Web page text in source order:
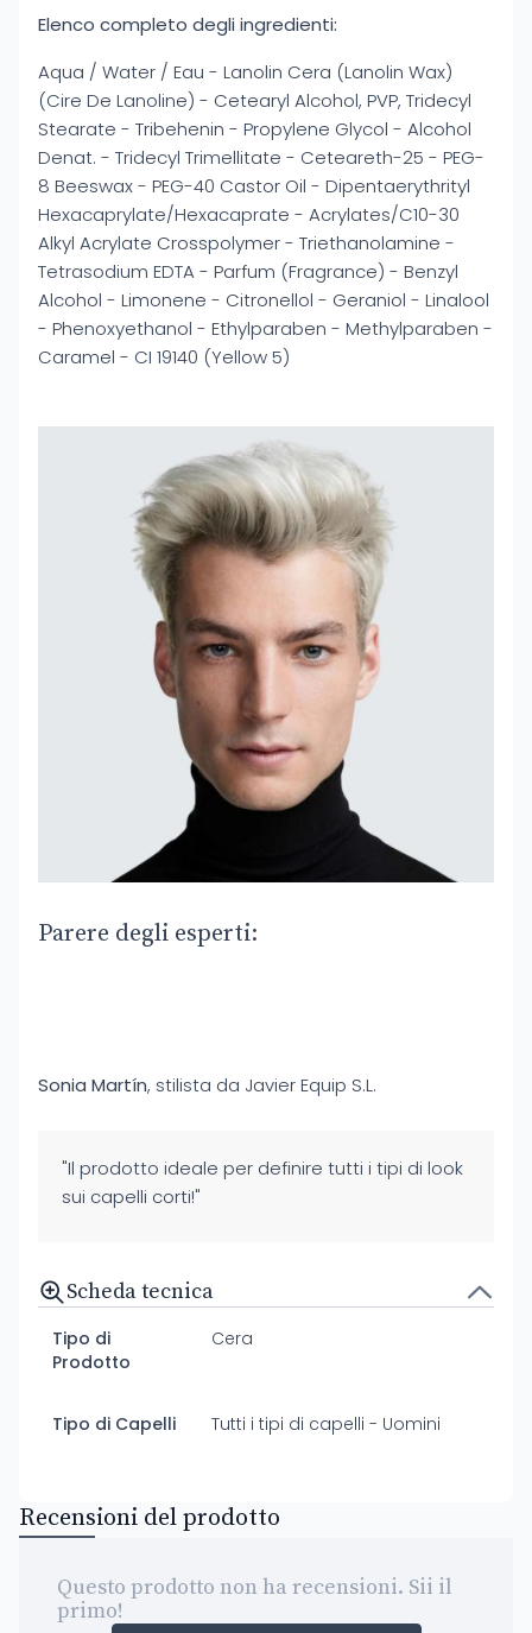
Elenco completo degli ingredienti:
Aqua / Water / Eau - Lanolin Cera (Lanolin Wax)
(Cire De Lanoline) - Cetearyl Alcohol, PVP, Tridecyl
Stearate - Tribehenin - Propylene Glycol - Alcohol
Denat. - Tridecyl Trimellitate - Ceteareth-25 - PEG-
8 Beeswax - PEG-40 Castor Oil - Dipentaerythrityl
Hexacaprylate/Hexacaprate - Acrylates/C10-30
Alkyl Acrylate Crosspolymer - Triethanolamine -
Tetrasodium EDTA - Parfum (Fragrance) - Benzyl
Alcohol - Limonene - Citronellol - Geraniol - Linalool
- Phenoxyethanol - Ethylparaben - Methylparaben -
Caramel - CI 19140 (Yellow 5)
Parere degli esperti:
Sonia Martín, stilista da Javier Equip S.L.
"Il prodotto ideale per definire tutti i tipi di look
sui capelli corti!"
Scheda tecnica
Tipo di
Prodotto
Cera
Tipo di Capelli Tutti i tipi di capelli - Uomini
Recensioni del prodotto
Questo prodotto non ha recensioni. Sii il
primo!